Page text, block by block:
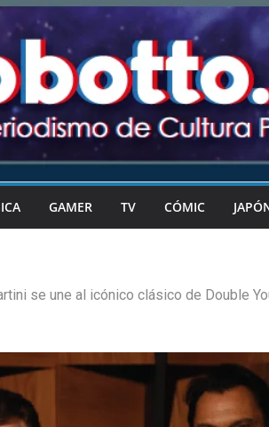
GAMER TV CÓMIC
se une al icónico clásico de Double